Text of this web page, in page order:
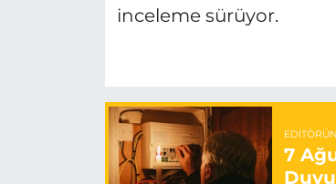
inceleme sürüyor.
7